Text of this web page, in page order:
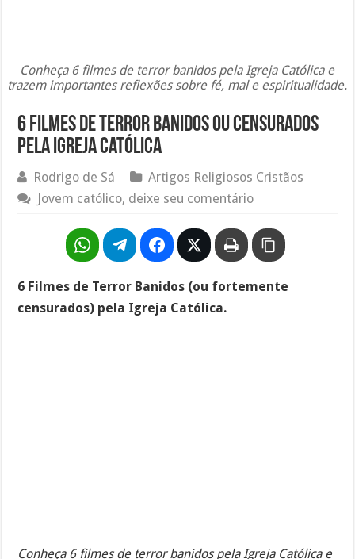
Conheça 6 filmes de terror banidos pela Igreja Católica e
trazem importantes reflexões sobre fé, mal e espiritualidade.
6 Filmes de Terror Banidos ou censurados
pela Igreja Católica
Rodrigo de Sá
Artigos Religiosos Cristãos
Jovem católico, deixe seu comentário
6 Filmes de Terror Banidos (ou fortemente
censurados) pela Igreja Católica.
Conheça 6 filmes de terror banidos pela Igreja Católica e